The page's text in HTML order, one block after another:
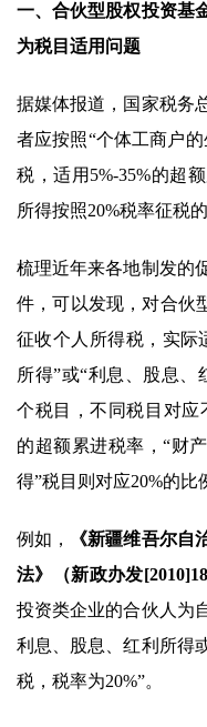
一、合伙型股权投资基
为税目适用问题
据媒体报道，国家税务
者应按照“个体工商户
税，适用5%-35%的超
所得按照20%税率征税
梳理近年来各地制发的
件，可以发现，对合伙
征收个人所得税，实际
所得”或“利息、股息
个税目，不同税目对应
的超额累进税率，“财
得”税目则对应20%的比
例如，
《新疆维吾尔自
法》（新政办发
投资类企业的合伙人为
利息、股息、红利所得
税，税率为20%”。